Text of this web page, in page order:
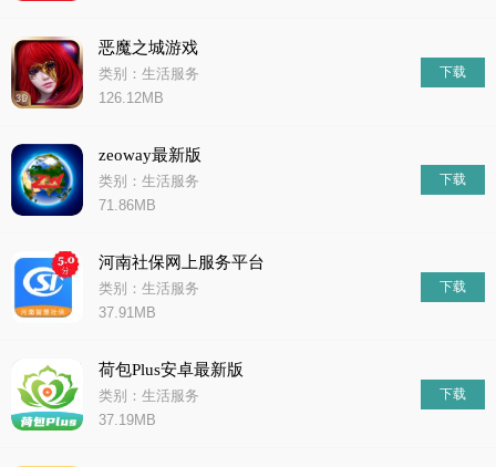
恶魔之城游戏
类别：生活服务
126.12MB
下载
zeoway最新版
类别：生活服务
71.86MB
下载
河南社保网上服务平台
类别：生活服务
37.91MB
下载
荷包Plus安卓最新版
类别：生活服务
37.19MB
下载